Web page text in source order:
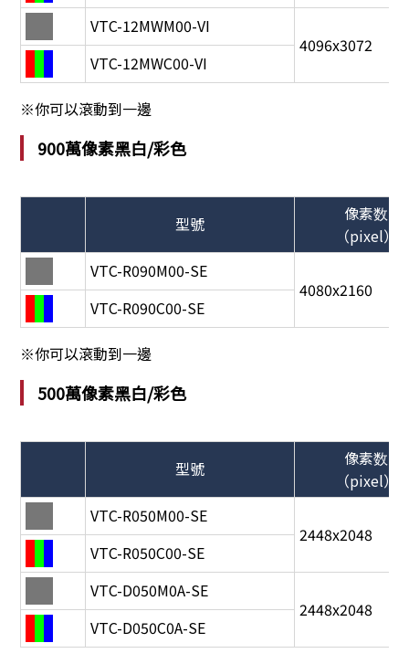
VTC-12MWM00-VI
4096x3072
VTC-12MWC00-VI
※你可以滾動到一邊
900萬像素黑白/彩色
型號
像素数
（pixel）
VTC-R090M00-SE
4080x2160
VTC-R090C00-SE
※你可以滾動到一邊
500萬像素黑白/彩色
型號
像素数
（pixel）
VTC-R050M00-SE
2448x2048
VTC-R050C00-SE
VTC-D050M0A-SE
2448x2048
VTC-D050C0A-SE